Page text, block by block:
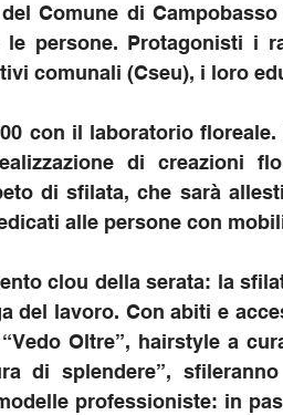
Comune di
le persone. Protagonisti i
comunali (Cseu), i loro
con il laboratorio
di creazioni
di sfilata, che sarà
alle persone con
clou della serata: la
del lavoro. Con abiti e
Oltre”, hairstyle a
di splendere”,
professioniste: in